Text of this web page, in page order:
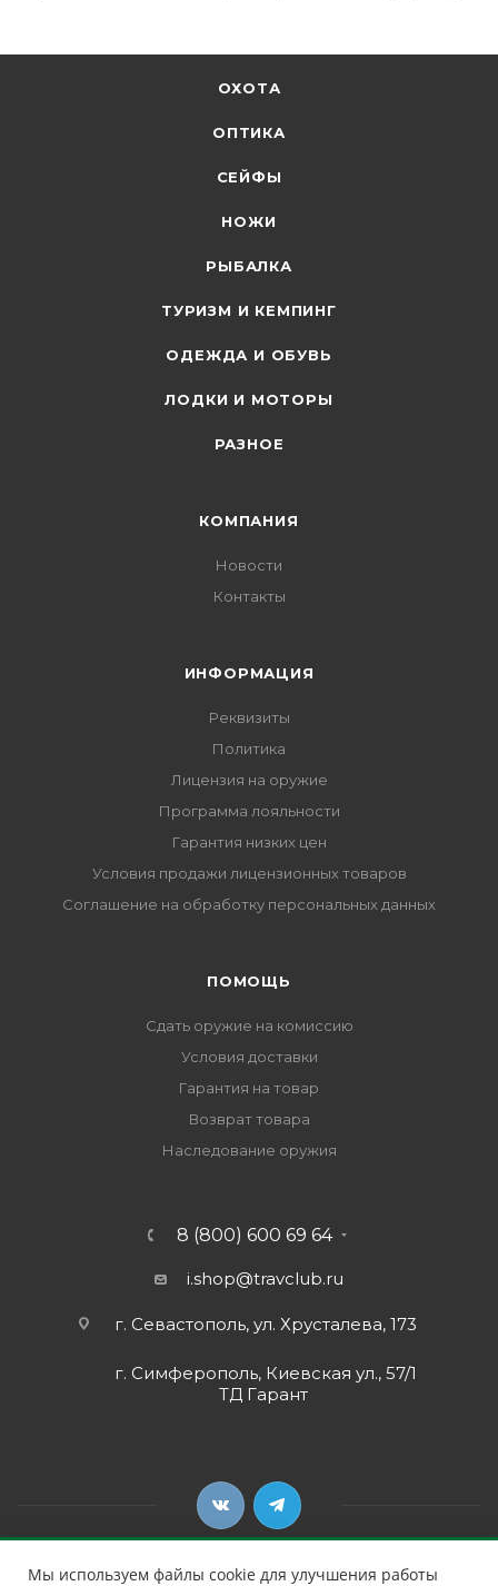
ОХОТА
ОПТИКА
СЕЙФЫ
НОЖИ
РЫБАЛКА
ТУРИЗМ И КЕМПИНГ
ОДЕЖДА И ОБУВЬ
ЛОДКИ И МОТОРЫ
РАЗНОЕ
КОМПАНИЯ
Новости
Контакты
ИНФОРМАЦИЯ
Реквизиты
Политика
Лицензия на оружие
Программа лояльности
Гарантия низких цен
Условия продажи лицензионных товаров
Соглашение на обработку персональных данных
ПОМОЩЬ
Сдать оружие на комиссию
Условия доставки
Гарантия на товар
Возврат товара
Наследование оружия
8 (800) 600 69 64
i.shop@travclub.ru
г. Севастополь, ул. Хрусталева, 173
г. Симферополь, Киевская ул., 57/1
ТД Гарант
Мы используем файлы cookie для улучшения работы